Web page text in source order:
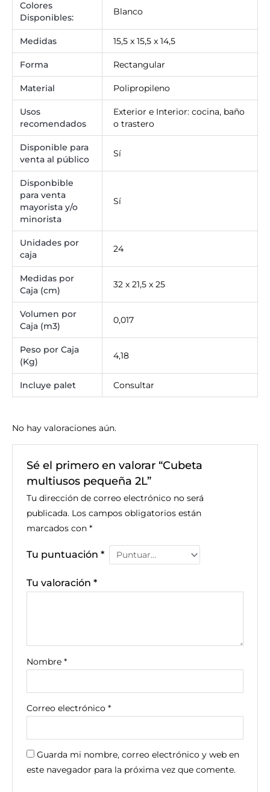
Colores
Disponibles:
Blanco
Medidas 15,5 x 15,5 x 14,5
Forma Rectangular
Material Polipropileno
Usos
recomendados
Exterior e Interior: cocina, baño
o trastero
Disponible para
venta al público
Sí
Disponbible
para venta
mayorista y/o
minorista
Sí
Unidades por
caja
24
Medidas por
Caja (cm)
32 x 21,5 x 25
Volumen por
Caja (m3)
0,017
Peso por Caja
(Kg)
4,18
Incluye palet Consultar
No hay valoraciones aún.
Sé el primero en valorar “Cubeta
multiusos pequeña 2L”
Tu dirección de correo electrónico no será
publicada. Los campos obligatorios están
marcados con *
Tu puntuación *
Tu valoración *
Nombre *
Correo electrónico *
Guarda mi nombre, correo electrónico y web en
este navegador para la próxima vez que comente.